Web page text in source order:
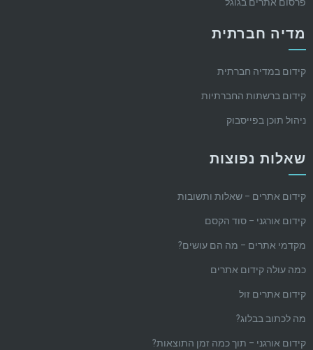
פרסום אתרים בגוגל
מדיה חברתית
קידום במדיה חברתית
קידום ברשתות החברתיות
ניהול תוכן בפייסבוק
שאלות נפוצות
קידום אתרים – שאלות ותשובות
קידום אורגני – סוד הקסם
מקדמי אתרים – מה הם עושים?
כמה עולה קידום אתרים
קידום אתרים זול
מה לכתוב בבלוג?
קידום אורגני – תוך כמה זמן התוצאות?